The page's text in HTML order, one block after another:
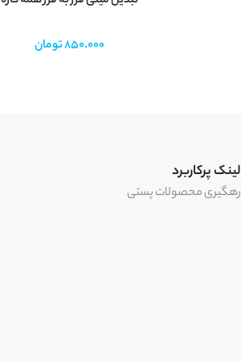
850.000تومان
لینک پرکاربرد
رهگیری محصولات پستی